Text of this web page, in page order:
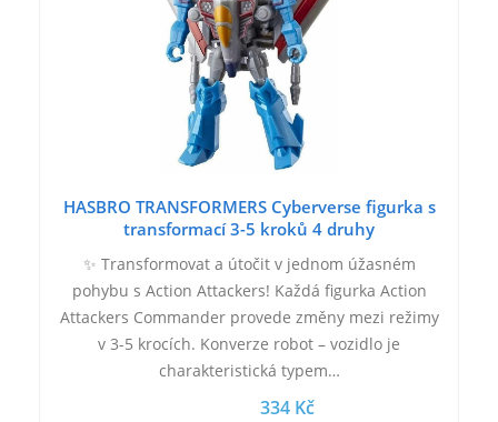
HASBRO TRANSFORMERS Cyberverse figurka s
transformací 3-5 kroků 4 druhy
✨ Transformovat a útočit v jednom úžasném
pohybu s Action Attackers! Každá figurka Action
Attackers Commander provede změny mezi režimy
v 3-5 krocích. Konverze robot – vozidlo je
charakteristická typem…
334 Kč